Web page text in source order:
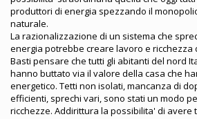
produttori di energia spezzando il
naturale.
La razionalizzazione di un sistema che
energia potrebbe creare lavoro e ricchezza
Basti pensare che tutti gli abitanti del nord
hanno buttato via il valore della casa che
energetico. Tetti non isolati, mancanza di
efficienti, sprechi vari, sono stati un modo
ricchezze. Addirittura la possibilita' di avere